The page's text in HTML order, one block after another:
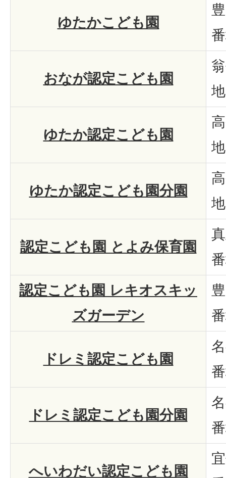
ゆたかこども園
おなが認定こども園
ゆたか認定こども園
地
ゆたか認定こども園分園
認定こども園 とよみ保育園
認定こども園 レキオスキッ
ズガーデン
ドレミ認定こども園
ドレミ認定こども園分園
へいわだい認定こども園